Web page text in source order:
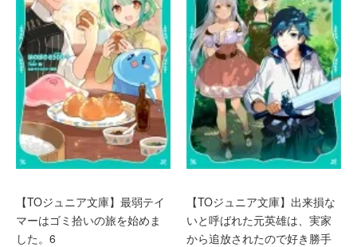
【TOジュニア文庫】最弱テイ
マーはゴミ拾いの旅を始めま
した。6
【TOジュニア文庫】出来損な
いと呼ばれた元英雄は、実家
から追放されたので好き勝手